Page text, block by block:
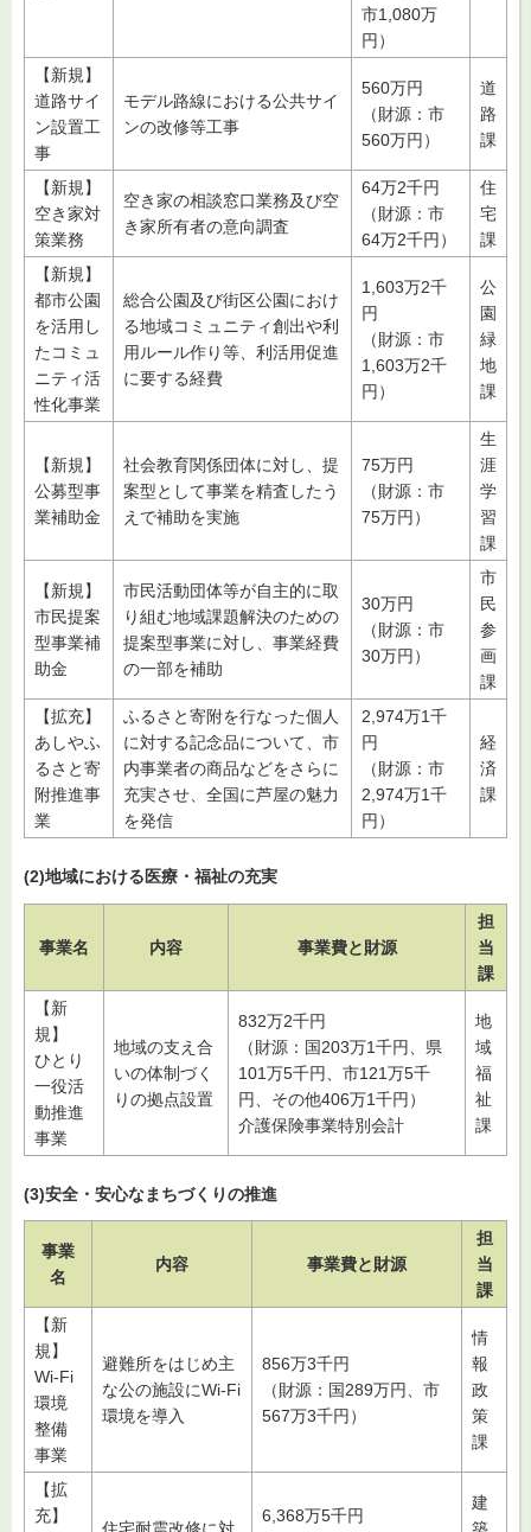
市1,080万
円）
【新規】
道路サイ
ン設置工
事
モデル路線における公共サイ
ンの改修等工事
560万円
（財源：市
560万円）
道
路
課
【新規】
空き家対
策業務
空き家の相談窓口業務及び空
き家所有者の意向調査
64万2千円
（財源：市
64万2千円）
住
宅
課
【新規】
都市公園
を活用し
たコミュ
ニティ活
性化事業
総合公園及び街区公園におけ
る地域コミュニティ創出や利
用ルール作り等、利活用促進
に要する経費
1,603万2千
円
（財源：市
1,603万2千
円）
公
園
緑
地
課
【新規】
公募型事
業補助金
社会教育関係団体に対し、提
案型として事業を精査したう
えで補助を実施
75万円
（財源：市
75万円）
生
涯
学
習
課
【新規】
市民提案
型事業補
助金
市民活動団体等が自主的に取
り組む地域課題解決のための
提案型事業に対し、事業経費
の一部を補助
30万円
（財源：市
30万円）
市
民
参
画
課
【拡充】
あしやふ
るさと寄
附推進事
業
ふるさと寄附を行なった個人
に対する記念品について、市
内事業者の商品などをさらに
充実させ、全国に芦屋の魅力
を発信
2,974万1千
円
（財源：市
2,974万1千
円）
経
済
課
(2)地域における医療・福祉の充実
事業名 内容 事業費と財源
担
当
課
【新
規】
ひとり
一役活
動推進
事業
地域の支え合
いの体制づく
りの拠点設置
832万2千円
（財源：国203万1千円、県
101万5千円、市121万5千
円、その他406万1千円）
介護保険事業特別会計
地
域
福
祉
課
(3)安全・安心なまちづくりの推進
事業
名
内容 事業費と財源
担
当
課
【新
規】
Wi-Fi
環境
整備
事業
避難所をはじめ主
な公の施設にWi-Fi
環境を導入
856万3千円
（財源：国289万円、市
567万3千円）
情
報
政
策
課
【拡
充】
住宅耐震改修に対
6,368万5千円
建
築